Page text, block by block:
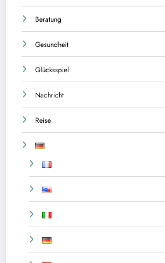
Beratung
Gesundheit
Glücksspiel
Nachricht
Reise